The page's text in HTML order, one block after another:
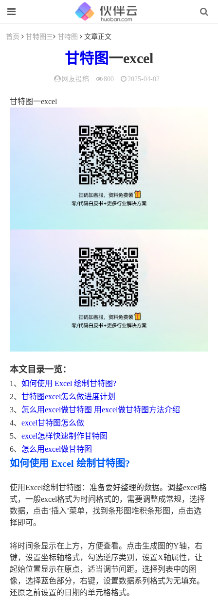
首页 甘特图三 甘特图 文章正文
甘特图一excel
网友投稿 800 2025-04-02
甘特图一excel
本文目录一览：
1、 如何使用 Excel 绘制甘特图?
2、 甘特图excel怎么做进度计划
3、 怎么用excel做甘特图 用excel做甘特图方法介绍
4、 excel甘特图怎么做
5、 excel怎样快速制作甘特图
6、 怎么用excel做甘特图
如何使用 Excel 绘制甘特图?
使用Excel绘制甘特图：准备要好整理的数据。调整excel格
式，一般excel格式为时间格式的，需要调整成常规，选择
数据，点击‘插入’菜单，找到条形图堆积条形图，点击选
择即可。
将时间条显示在上方，方便查看。点击生成图的Y轴，右
键，设置坐标轴格式，勾选逆序类别，设置X轴属性，让
起始位置显示在原点，适当调节间距。选择列表中的图
像，选择蓝色部分，右键，设置数据系列格式为无填充。
还原之前设置的日期的单元格格式。